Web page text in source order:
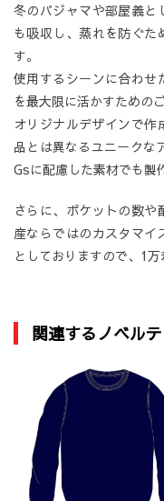
冬のパジャマや部屋義と
も吸収し、蒸れを防ぐた
す。
使用するシーンに合わせ
を最大限に活かすための
オリジナルデザインで
品とは異なるユニークな
Gsに配慮した素材でも製
さらに、ポケットの数
産ならではのカスタマイ
としておりますので、1
関連するノベル